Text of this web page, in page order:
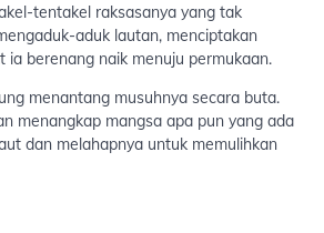
tentakel raksasanya yang tak
aduk lautan, menciptakan
ia berenang naik menuju permukaan.
menantang musuhnya secara buta.
menangkap mangsa apa pun yang ada
dan melahapnya untuk memulihkan